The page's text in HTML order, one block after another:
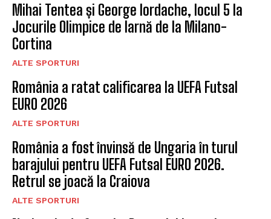
Mihai Tentea și George Iordache, locul 5 la
Jocurile Olimpice de Iarnă de la Milano-
Cortina
ALTE SPORTURI
România a ratat calificarea la UEFA Futsal
EURO 2026
ALTE SPORTURI
România a fost învinsă de Ungaria în turul
barajului pentru UEFA Futsal EURO 2026.
Retrul se joacă la Craiova
ALTE SPORTURI